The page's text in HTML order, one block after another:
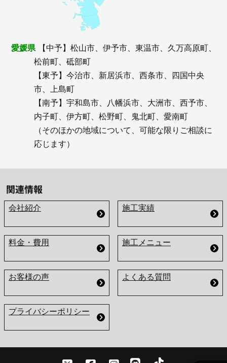
愛媛県
【中予】松山市、伊予市、東温市、久万高原町、
松前町、砥部町
【東予】今治市、新居浜市、西条市、四国中央
市、上島町
【南予】宇和島市、八幡浜市、大洲市、西予市、
内子町、伊方町、松野町、鬼北町、愛南町
（そのほかの地域について、可能な限りご相談に
応じます）
関連情報
会社紹介 施工実績
料金・費用 施工メニュー
お客様の声 よくある質問
プライバシーポリシー